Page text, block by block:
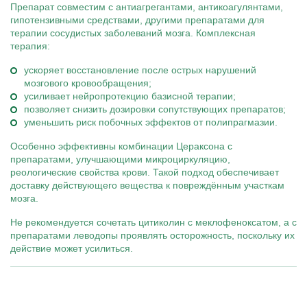
Препарат совместим с антиагрегантами, антикоагулянтами,
гипотензивными средствами, другими препаратами для
терапии сосудистых заболеваний мозга. Комплексная
терапия:
ускоряет восстановление после острых нарушений
мозгового кровообращения;
усиливает нейропротекцию базисной терапии;
позволяет снизить дозировки сопутствующих препаратов;
уменьшить риск побочных эффектов от полипрагмазии.
Особенно эффективны комбинации Цераксона с
препаратами, улучшающими микроциркуляцию,
реологические свойства крови. Такой подход обеспечивает
доставку действующего вещества к повреждённым участкам
мозга.
Не рекомендуется сочетать цитиколин с меклофеноксатом, а с
препаратами леводопы проявлять осторожность, поскольку их
действие может усилиться.